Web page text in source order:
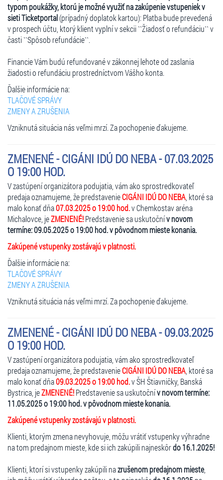
typom poukážky, ktorú je možné využiť na zakúpenie vstupeniek v
sieti Ticketportal(prípadný doplatok kartou): Platba bude prevedená
v prospech účtu, ktorý klient vyplní v sekcii ``Žiadosť o refundáciu`` v
časti ``Spôsob refundácie``.
Financie Vám budú refundované v zákonnej lehote od zaslania
žiadosti o refundáciu prostredníctvom Vášho konta.
Ďalšie informácie na:
TLAČOVÉ SPRÁVY
ZMENY A ZRUŠENIA
Vzniknutá situácia nás veľmi mrzí. Za pochopenie ďakujeme.
ZMENENÉ - CIGÁNI IDÚ DO NEBA - 07.03.2025
O 19:00 HOD.
V zastúpení organizátora podujatia, vám ako sprostredkovateľ
predaja oznamujeme, že predstavenieCIGÁNI IDÚ DO NEBA, ktoré sa
malo konať dňa07.03.2025 o 19:00 hod.v Chemkostav aréna
Michalovce, jeZMENENÉ!Predstavenie sa uskutočnív novom
termíne: 09.05.2025 o 19:00 hod. v pôvodnom mieste konania.
Zakúpené vstupenky zostávajú v platnosti.
Ďalšie informácie na:
TLAČOVÉ SPRÁVY
ZMENY A ZRUŠENIA
Vzniknutá situácia nás veľmi mrzí. Za pochopenie ďakujeme.
ZMENENÉ - CIGÁNI IDÚ DO NEBA - 09.03.2025
O 19:00 HOD.
V zastúpení organizátora podujatia, vám ako sprostredkovateľ
predaja oznamujeme, že predstavenieCIGÁNI IDÚ DO NEBA, ktoré sa
malo konať dňa09.03.2025 o 19:00 hod.v ŠH Štiavničky, Banská
Bystrica, jeZMENENÉ!Predstavenie sa uskutočnív novom termíne:
11.05.2025 o 19:00 hod. v pôvodnom mieste konania.
Zakúpené vstupenky zostávajú v platnosti.
Klienti, ktorým zmena nevyhovuje, môžu vrátiť vstupenky výhradne
na tom predajnom mieste, kde si ich zakúpili najneskôrdo 16.1.2025!
Klienti, ktorí si vstupenky zakúpili nazrušenom predajnom mieste,